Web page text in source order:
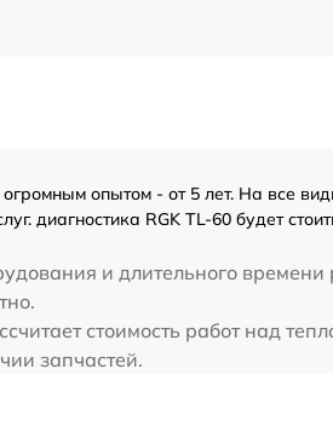
опытом - от 5 лет. На все
диагностика RGK TL-60 будет
и длительного
стоимость работ над
запчастей.